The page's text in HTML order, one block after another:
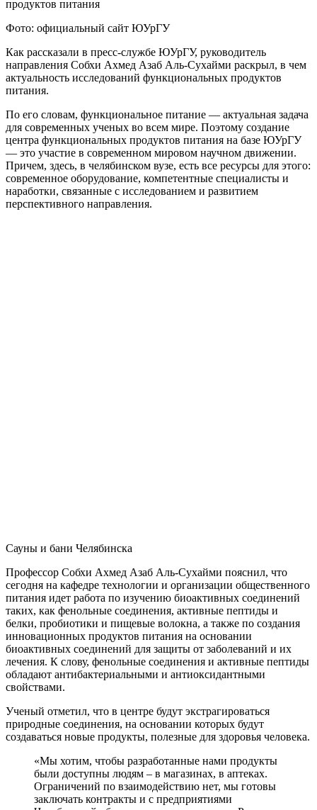
Фото: официальный сайт ЮУрГУ
Как рассказали в пресс-службе ЮУрГУ, руководитель
направления Собхи Ахмед Азаб Аль-Сухайми раскрыл, в чем
актуальность исследований функциональных продуктов
питания.
По его словам, функциональное питание — актуальная задача
для современных ученых во всем мире. Поэтому создание
центра функциональных продуктов питания на базе ЮУрГУ
— это участие в современном мировом научном движении.
Причем, здесь, в челябинском вузе, есть все ресурсы для этого:
современное оборудование, компетентные специалисты и
наработки, связанные с исследованием и развитием
перспективного направления.
Сауны и бани Челябинска
Профессор Собхи Ахмед Азаб Аль-Сухайми пояснил, что
сегодня на кафедре технологии и организации общественного
питания идет работа по изучению биоактивных соединений
таких, как фенольные соединения, активные пептиды и
белки, пробиотики и пищевые волокна, а также по создания
инновационных продуктов питания на основании
биоактивных соединений для защиты от заболеваний и их
лечения. К слову, фенольные соединения и активные пептиды
обладают антибактериальными и антиоксидантными
свойствами.
Ученый отметил, что в центре будут экстрагироваться
природные соединения, на основании которых будут
создаваться новые продукты, полезные для здоровья человека.
«Мы хотим, чтобы разработанные нами продукты
были доступны людям – в магазинах, в аптеках.
Ограничений по взаимодействию нет, мы готовы
заключать контракты и с предприятиями